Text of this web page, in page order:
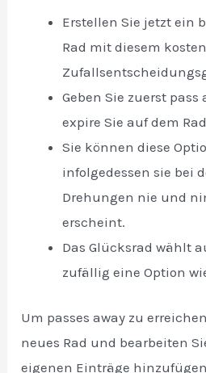
Erstellen Sie jetzt ein
Rad mit diesem
Geben Sie zuerst
expire Sie auf dem
Sie können diese
infolgedessen sie bei
Drehungen nie und
erscheint.
Das Glücksrad wählt
zufällig eine Option
Um passes away zu
neues Rad und bearbeiten
eigenen Einträge